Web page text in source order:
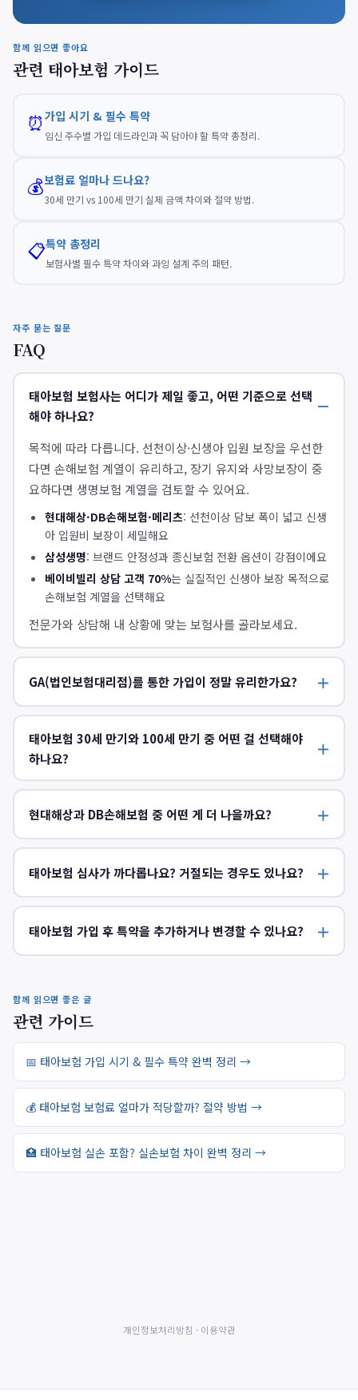
함께 읽으면 좋아요
관련 태아보험 가이드
⏰ 가입 시기 & 필수 특약
임신 주수별 가입 데드라인과 꼭 담아야 할 특약 총정리.
💰보험료 얼마나 드나요?
30세 만기 vs 100세 만기 실제 금액 차이와 절약 방법.
📋특약 총정리
보험사별 필수 특약 차이와 과잉 설계 주의 패턴.
자주 묻는 질문
FAQ
태아보험 보험사는 어디가 제일 좋고, 어떤 기준으로 선택
해야 하나요?
목적에 따라 다릅니다. 선천이상·신생아 입원 보장을 우선한
다면 손해보험 계열이 유리하고, 장기 유지와 사망보장이 중
요하다면 생명보험 계열을 검토할 수 있어요.
현대해상·DB손해보험·메리츠: 선천이상 담보 폭이 넓고 신생
아 입원비 보장이 세밀해요
삼성생명: 브랜드 안정성과 종신보험 전환 옵션이 강점이에요
베이비빌리 상담 고객 70%는 실질적인 신생아 보장 목적으로
손해보험 계열을 선택해요
전문가와 상담해 내 상황에 맞는 보험사를 골라보세요.
GA(법인보험대리점)를 통한 가입이 정말 유리한가요?
태아보험 30세 만기와 100세 만기 중 어떤 걸 선택해야
하나요?
현대해상과 DB손해보험 중 어떤 게 더 나을까요?
태아보험 심사가 까다롭나요? 거절되는 경우도 있나요?
태아보험 가입 후 특약을 추가하거나 변경할 수 있나요?
함께 읽으면 좋은 글
관련 가이드
📅 태아보험 가입 시기 & 필수 특약 완벽 정리 →
💰 태아보험 보험료 얼마가 적당할까? 절약 방법 →
🏥 태아보험 실손 포함? 실손보험 차이 완벽 정리 →
개인정보처리방침 · 이용약관